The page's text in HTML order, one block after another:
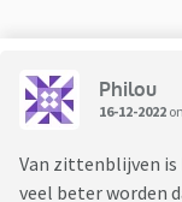
Philou
16-12-2022
Van zittenblijven is
veel beter worden